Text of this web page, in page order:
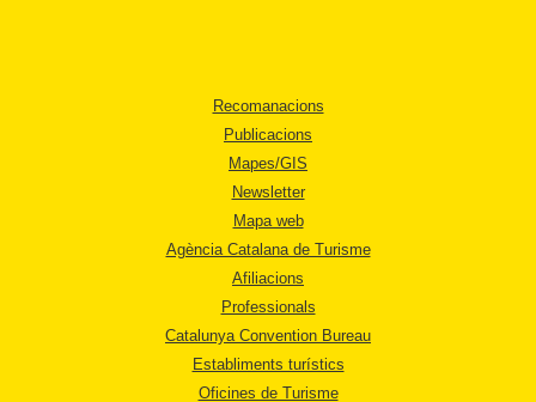
Recomanacions
Publicacions
Mapes/GIS
Newsletter
Mapa web
Agència Catalana de Turisme
Afiliacions
Professionals
Catalunya Convention Bureau
Establiments turístics
Oficines de Turisme